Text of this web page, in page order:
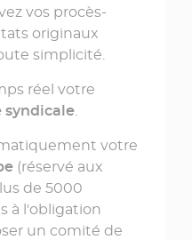
vos procès-
originaux
simplicité.
réel votre
.
votre
(réservé aux
de 5000
à l'obligation
un comité de